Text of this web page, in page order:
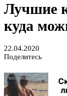
Лучшие
куда
22.04.2020
Поделитесь